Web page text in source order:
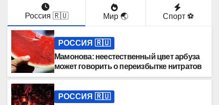
Россия 🇷🇺 Мир 🌏 Спорт ⚽️
РОССИЯ 🇷🇺
Мамонова: неестественный цвет арбуза
может говорить о переизбытке нитратов
РОССИЯ 🇷🇺